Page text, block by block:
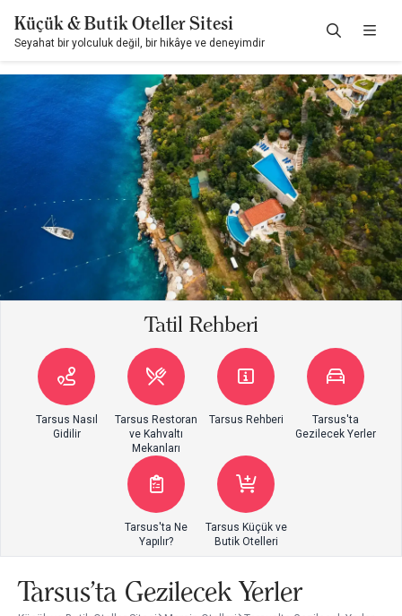
Küçük & Butik Oteller Sitesi
Seyahat bir yolculuk değil, bir hikâye ve deneyimdir
Tatil Rehberi
Tarsus Nasıl
Gidilir
Tarsus Restoran
ve Kahvaltı
Mekanları
Tarsus Rehberi
Tarsus'ta
Gezilecek Yerler
Tarsus'ta Ne
Yapılır?
Tarsus Küçük ve
Butik Otelleri
Tarsus'ta Gezilecek Yerler